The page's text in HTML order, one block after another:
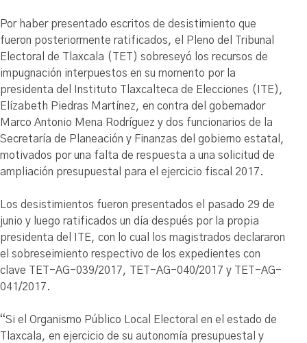
Por haber presentado escritos de desistimiento que
fueron posteriormente ratificados, el Pleno del Tribunal
Electoral de Tlaxcala (TET) sobreseyó los recursos de
impugnación interpuestos en su momento por la
presidenta del Instituto Tlaxcalteca de Elecciones (ITE),
Elízabeth Piedras Martínez, en contra del gobernador
Marco Antonio Mena Rodríguez y dos funcionarios de la
Secretaría de Planeación y Finanzas del gobierno estatal,
motivados por una falta de respuesta a una solicitud de
ampliación presupuestal para el ejercicio fiscal 2017.
Los desistimientos fueron presentados el pasado 29 de
junio y luego ratificados un día después por la propia
presidenta del ITE, con lo cual los magistrados declararon
el sobreseimiento respectivo de los expedientes con
clave TET-AG-039/2017, TET-AG-040/2017 y TET-AG-
041/2017.
“Si el Organismo Público Local Electoral en el estado de
Tlaxcala, en ejercicio de su autonomía presupuestal y